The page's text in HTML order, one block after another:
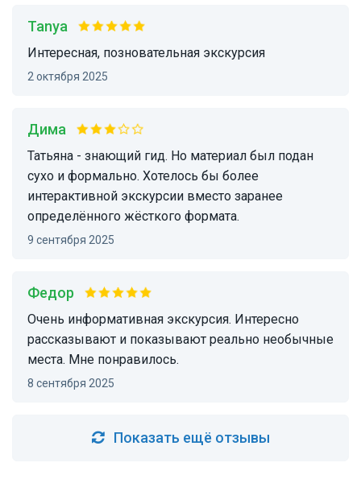
Tanya
Интересная, позновательная экскурсия
2 октября 2025
Дима
Татьяна - знающий гид. Но материал был подан
сухо и формально. Хотелось бы более
интерактивной экскурсии вместо заранее
определённого жёсткого формата.
9 сентября 2025
Федор
Очень информативная экскурсия. Интересно
рассказывают и показывают реально необычные
места. Мне понравилось.
8 сентября 2025
Показать ещё отзывы